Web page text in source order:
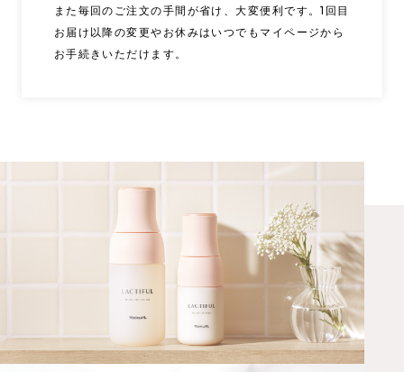
また毎回のご注文の手間が省け、大変便利です。1回目
お届け以降の変更やお休みはいつでもマイページから
お手続きいただけます。